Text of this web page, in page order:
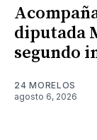
diputada
segundo
24 MORELOS
agosto 6, 2026